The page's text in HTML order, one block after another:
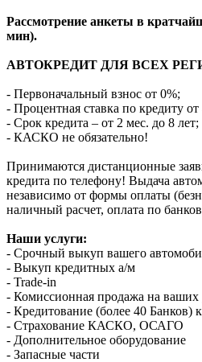
Рассмотрение анкеты в
мин).
АВТОКРЕДИТ ДЛЯ ВСЕХ
- Первоначальный взнос от 0%;
- Процентная ставка по кредиту
- Срок кредита – от 2 мес. до 8 лет;
- КАСКО не обязательно!
Принимаются дистанционные
кредита по телефону! Выдача
независимо от формы оплаты
наличный расчет, оплата по
Наши услуги:
- Срочный выкуп вашего
- Выкуп кредитных а/м
- Trade-in
- Комиссионная продажа на ваших
- Кредитование (более 40 Банков)
- Страхование КАСКО, ОСАГО
- Дополнительное оборудование
- Запасные части